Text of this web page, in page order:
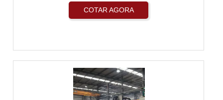
COTAR AGORA